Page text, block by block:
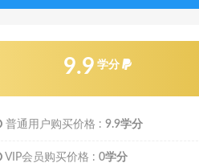
9.9 学分
普通用户购买价格 : 9.9学分
VIP会员购买价格 : 0学分